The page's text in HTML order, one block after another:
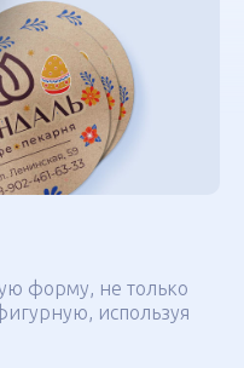
форму, не только
используя